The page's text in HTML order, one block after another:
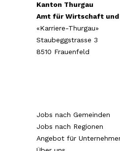
Kanton Thurgau
Amt für Wirtschaft und
«Karriere-Thurgau»
Staubeggstrasse 3
8510 Frauenfeld
Jobs nach Gemeinden
Jobs nach Regionen
Angebot für